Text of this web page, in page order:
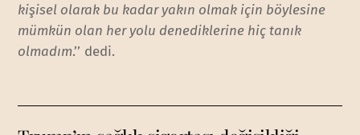
kişisel olarak bu kadar yakın olmak için böylesine
mümkün olan her yolu denediklerine hiç tanık
olmadım.’’ dedi.